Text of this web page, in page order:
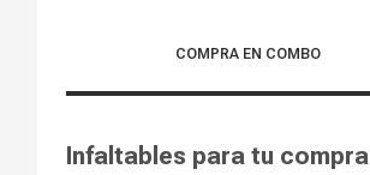
COMPRA EN COMBO
Infaltables para tu compra